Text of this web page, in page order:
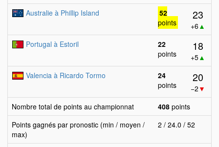
Australie à Phillip Island
52
points
23
+6▲
Portugal à Estoril
22
points
18
+5▲
Valencia à Ricardo Tormo
24
points
20
−2 ▼
Nombre total de points au championnat
408 points
Points gagnés par pronostic (min / moyen /
max)
2 / 24.0 / 52